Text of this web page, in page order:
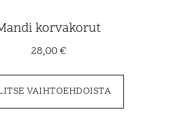
korvakorut
28,00€
VAIHTOEHDOISTA